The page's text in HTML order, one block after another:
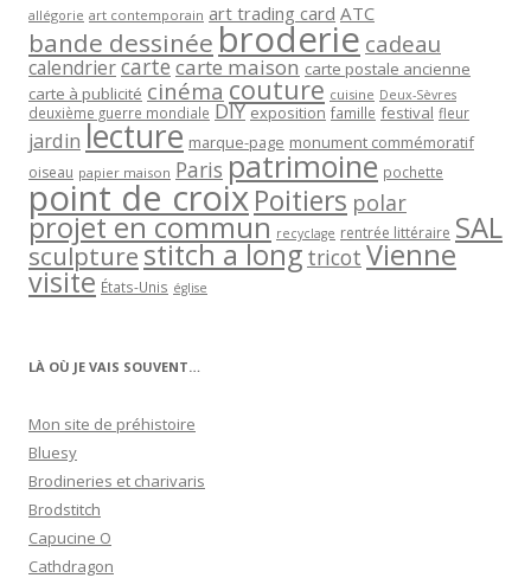
allégorie art contemporain art trading card ATC
bande dessinée broderie cadeau
calendriercartecarte maison carte postale ancienne
carte à publicité cinéma couture cuisine Deux-Sèvres
deuxième guerre mondiale DIY exposition famille festival fleur
jardin lecture marque-page monument commémoratif
oiseau papier maison Paris patrimoine pochette
point de croixPoitiers polar
projet en commun recyclage rentrée littéraire SAL
sculpturestitch a long tricot Vienne
visite États-Unis église
LÀ OÙ JE VAIS SOUVENT…
Mon site de préhistoire
Bluesy
Brodineries et charivaris
Brodstitch
Capucine O
Cathdragon